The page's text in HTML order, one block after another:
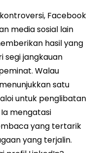
Facebook
media sosial lain
hasil yang
segi jangkauan
Walau
satu
untuk penglibatan
Ia mengatasi
yang tertarik
yang terjalin.